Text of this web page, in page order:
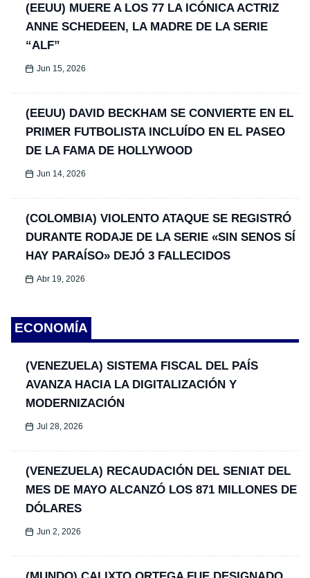
(EEUU) MUERE A LOS 77 LA ICÓNICA ACTRIZ
ANNE SCHEDEEN, LA MADRE DE LA SERIE
“ALF”
Jun 15, 2026
(EEUU) DAVID BECKHAM SE CONVIERTE EN EL
PRIMER FUTBOLISTA INCLUÍDO EN EL PASEO
DE LA FAMA DE HOLLYWOOD
Jun 14, 2026
(COLOMBIA) VIOLENTO ATAQUE SE REGISTRÓ
DURANTE RODAJE DE LA SERIE «SIN SENOS SÍ
HAY PARAÍSO» DEJÓ 3 FALLECIDOS
Abr 19, 2026
ECONOMÍA
(VENEZUELA) SISTEMA FISCAL DEL PAÍS
AVANZA HACIA LA DIGITALIZACIÓN Y
MODERNIZACIÓN
Jul 28, 2026
(VENEZUELA) RECAUDACIÓN DEL SENIAT DEL
MES DE MAYO ALCANZÓ LOS 871 MILLONES DE
DÓLARES
Jun 2, 2026